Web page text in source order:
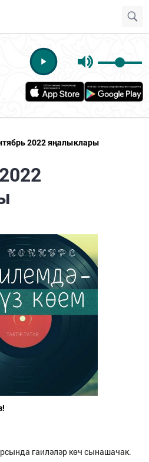
2022 яңалыклары
гаиләләр көч сынашачак.